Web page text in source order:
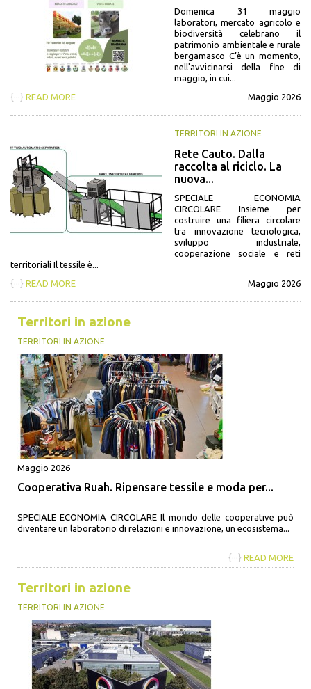
Domenica 31 maggio
laboratori, mercato agricolo e
biodiversità celebrano il
patrimonio ambientale e rurale
bergamasco C’è un momento,
nell'avvicinarsi della fine di
maggio, in cui...
{···} READ MORE Maggio 2026
TERRITORI IN AZIONE
Rete Cauto. Dalla
raccolta al riciclo. La
nuova...
SPECIALE ECONOMIA
CIRCOLARE Insieme per
costruire una filiera circolare
tra innovazione tecnologica,
sviluppo industriale,
cooperazione sociale e reti
territoriali Il tessile è...
{···} READ MORE Maggio 2026
Territori in azione
TERRITORI IN AZIONE
Maggio 2026
Cooperativa Ruah. Ripensare tessile e moda per...
SPECIALE ECONOMIA CIRCOLARE Il mondo delle cooperative può
diventare un laboratorio di relazioni e innovazione, un ecosistema...
{···} READ MORE
Territori in azione
TERRITORI IN AZIONE